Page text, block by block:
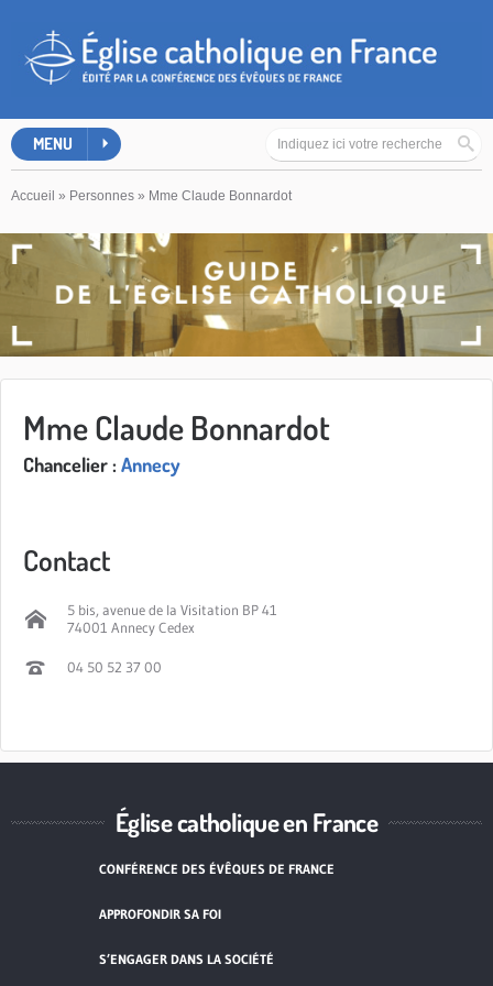
MENU
Accueil » Personnes » Mme Claude Bonnardot
Mme Claude Bonnardot
Chancelier :Annecy
Contact
5 bis, avenue de la Visitation BP 41
74001 Annecy Cedex
04 50 52 37 00
Église catholique en France
CONFÉRENCE DES ÉVÊQUES DE FRANCE
APPROFONDIR SA FOI
S’ENGAGER DANS LA SOCIÉTÉ